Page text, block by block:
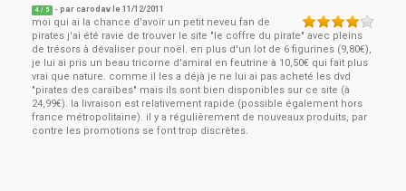
4 / 5 - parcarodav le11/12/2011
moi qui ai la chance d'avoir un petit neveu fan de
pirates j'ai été ravie de trouver le site "le coffre du pirate" avec pleins
de trésors à dévaliser pour noël. en plus d'un lot de 6 figurines (9,80€),
je lui ai pris un beau tricorne d'amiral en feutrine à 10,50€ qui fait plus
vrai que nature. comme il les a déjà je ne lui ai pas acheté les dvd
"pirates des caraïbes" mais ils sont bien disponibles sur ce site (à
24,99€). la livraison est relativement rapide (possible également hors
france métropolitaine). il y a régulièrement de nouveaux produits, par
contre les promotions se font trop discrètes.